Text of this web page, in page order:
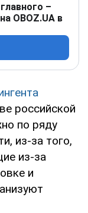
–
OBOZ.UA в
российской
по ряду
из-за того,
из-за
и